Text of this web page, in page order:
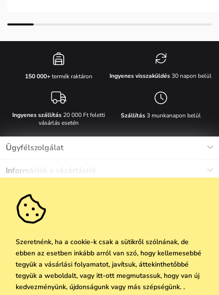
150 000+termék raktáron Ingyenes visszaküldés30 napon belül
Ingyenes szállítás20 000 Ft feletti
vásárlás esetén
Szállítás3 munkanapon belül
Ügyfélszolgálat
+36 1 808 9989
Információk a vásárlásról
Gyakori kérdések
Anyagok és karbantartás
Visszaküldés és reklamáció
Egyéb információk
Rólunk
Karrier
Ajándék utalványok
Vállalatok számára
We Care
Vuchlook
Ne maradj le semmiről!
Feliratkozni
A személyes adatok védelmének alapelveiitt
Szeretnénk, ha a cookie-k csak a sütikről szólnának, de
ebben az esetben inkább arról van szó, hogy kellemesebbé
tegyük a vásárlási folyamatot, javítsuk, áttekinthetőbbé
tegyük a weboldalt, vagy itt-ott megmutassuk, hogy van új
kedvezményünk, újdonságunk vagy más szépségünk. .